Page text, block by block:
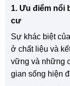
1. Ưu điểm nổi
cư
Sự khác biệt của
ở chất liệu và
vững và những
gian sống hiện